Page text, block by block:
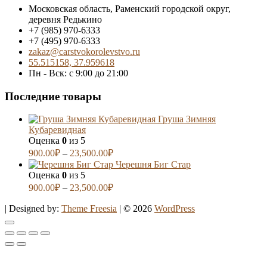
Московская область, Раменский городской округ,
деревня Редькино
+7 (985) 970-6333
+7 (495) 970-6333
zakaz@carstvokorolevstvo.ru
55.515158, 37.959618
Пн - Вск: с 9:00 до 21:00
Последние товары
Груша Зимняя
Кубаревидная
Оценка 0 из 5
900.00₽ – 23,500.00₽
Черешня Биг Стар
Оценка 0 из 5
900.00₽ – 23,500.00₽
| Designed by: Theme Freesia | © 2026 WordPress
Go
to
top